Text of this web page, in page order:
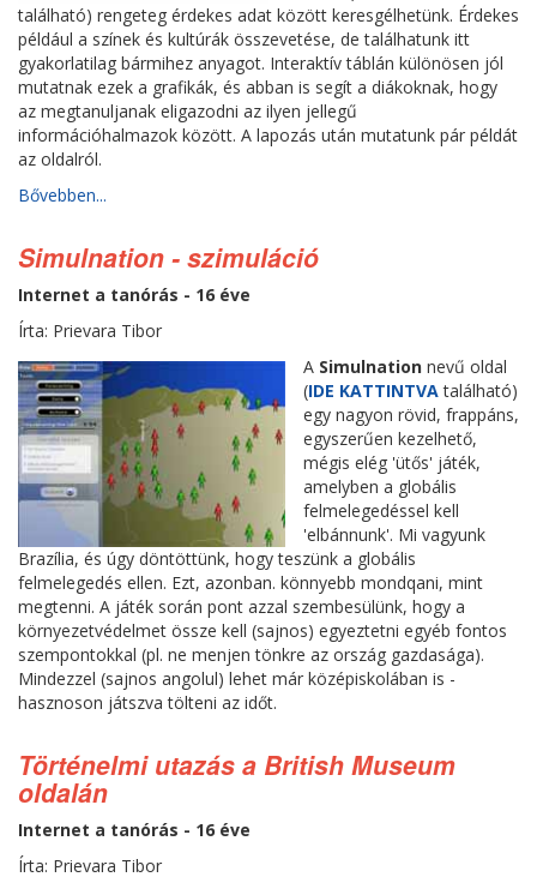
található) rengeteg érdekes adat között keresgélhetünk. Érdekes
például a színek és kultúrák összevetése, de találhatunk itt
gyakorlatilag bármihez anyagot. Interaktív táblán különösen jól
mutatnak ezek a grafikák, és abban is segít a diákoknak, hogy
az megtanuljanak eligazodni az ilyen jellegű
információhalmazok között. A lapozás után mutatunk pár példát
az oldalról.
Bővebben...
Simulnation - szimuláció
Internet a tanórás - 16 éve
Írta: Prievara Tibor
A Simulnation nevű oldal
(IDE KATTINTVAtalálható)
egy nagyon rövid, frappáns,
egyszerűen kezelhető,
mégis elég 'ütős' játék,
amelyben a globális
felmelegedéssel kell
'elbánnunk'. Mi vagyunk
Brazília, és úgy döntöttünk, hogy teszünk a globális
felmelegedés ellen. Ezt, azonban. könnyebb mondqani, mint
megtenni. A játék során pont azzal szembesülünk, hogy a
környezetvédelmet össze kell (sajnos) egyeztetni egyéb fontos
szempontokkal (pl. ne menjen tönkre az ország gazdasága).
Mindezzel (sajnos angolul) lehet már középiskolában is -
hasznoson játszva tölteni az időt.
Történelmi utazás a British Museum
oldalán
Internet a tanórás - 16 éve
Írta: Prievara Tibor